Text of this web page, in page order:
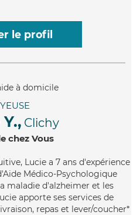
le profil
Clichy
chez Vous
Lucie a 7 ans d'expérience
Médico-Psychologique
maladie d'alzheimer et les
apporte ses services de
repas et lever/coucher*